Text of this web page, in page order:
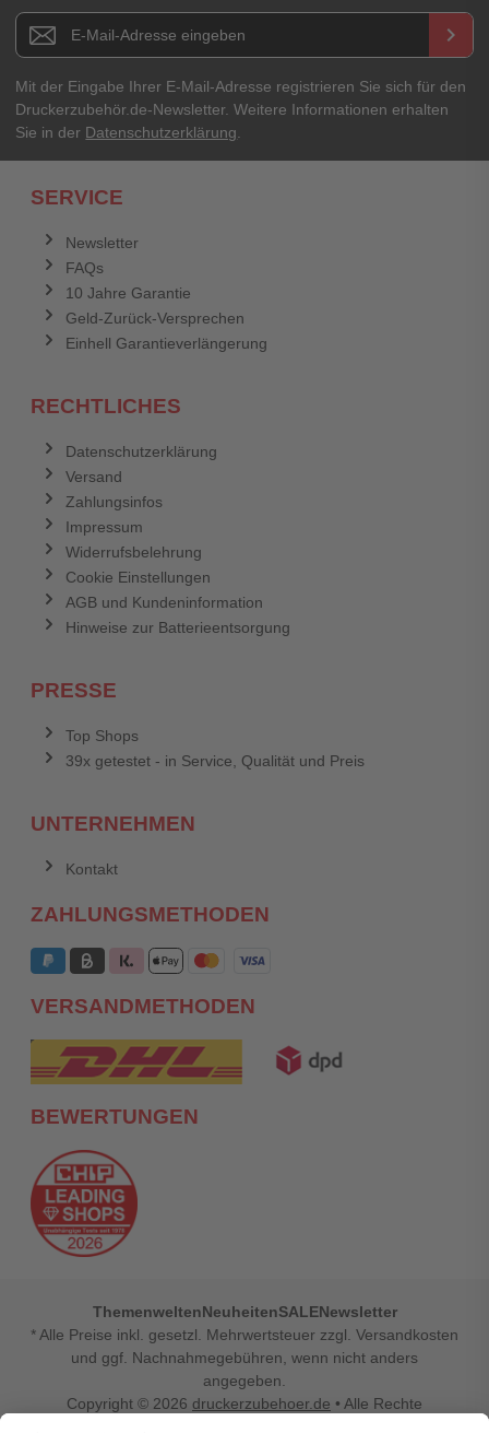
E-Mail-Adresse
Ihr Passwort
Newsletter E-Mail Adresse keyboard_arrow_right
Mit der Eingabe Ihrer E-Mail-Adresse registrieren Sie sich für den
Druckerzubehör.de-Newsletter. Weitere Informationen erhalten
Sie in der Datenschutzerklärung.
SERVICE
Newsletter
FAQs
10 Jahre Garantie
Geld-Zurück-Versprechen
Einhell Garantieverlängerung
RECHTLICHES
Datenschutzerklärung
Versand
Zahlungsinfos
Impressum
Widerrufsbelehrung
Cookie Einstellungen
AGB und Kundeninformation
Hinweise zur Batterieentsorgung
PRESSE
Top Shops
39x getestet - in Service, Qualität und Preis
UNTERNEHMEN
Kontakt
ZAHLUNGSMETHODEN
VERSANDMETHODEN
BEWERTUNGEN
ThemenweltenNeuheitenSALENewsletter
* Alle Preise inkl. gesetzl. Mehrwertsteuer zzgl. Versandkosten
und ggf. Nachnahmegebühren, wenn nicht anders
angegeben.
Copyright © 2026 druckerzubehoer.de • Alle Rechte